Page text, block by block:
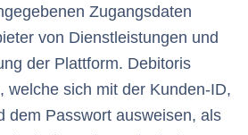
Zugangsdaten
von Dienstleistungen und
der Plattform. Debitoris
welche sich mit der Kunden-ID,
dem Passwort ausweisen, als